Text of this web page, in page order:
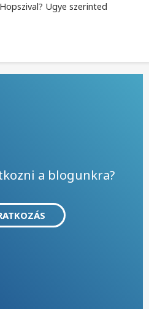
Ugye szerinted
a blogunkra?